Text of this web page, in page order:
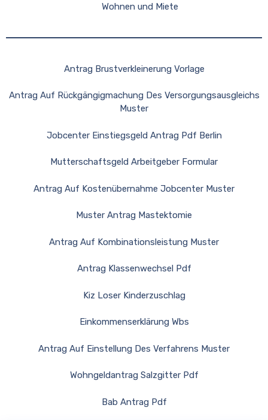
Wohnen und Miete
Antrag Brustverkleinerung Vorlage
Antrag Auf Rückgängigmachung Des Versorgungsausgleichs
Muster
Jobcenter Einstiegsgeld Antrag Pdf Berlin
Mutterschaftsgeld Arbeitgeber Formular
Antrag Auf Kostenübernahme Jobcenter Muster
Muster Antrag Mastektomie
Antrag Auf Kombinationsleistung Muster
Antrag Klassenwechsel Pdf
Kiz Loser Kinderzuschlag
Einkommenserklärung Wbs
Antrag Auf Einstellung Des Verfahrens Muster
Wohngeldantrag Salzgitter Pdf
Bab Antrag Pdf